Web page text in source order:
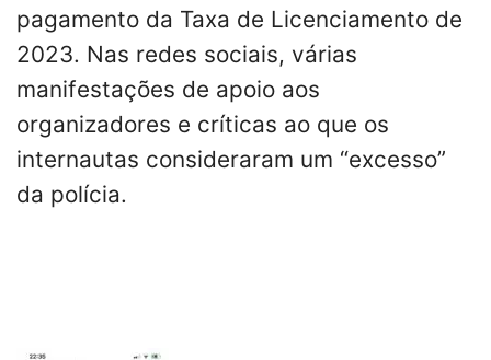
pagamento da Taxa de Licenciamento de
2023. Nas redes sociais, várias
manifestações de apoio aos
organizadores e críticas ao que os
internautas consideraram um “excesso”
da polícia.